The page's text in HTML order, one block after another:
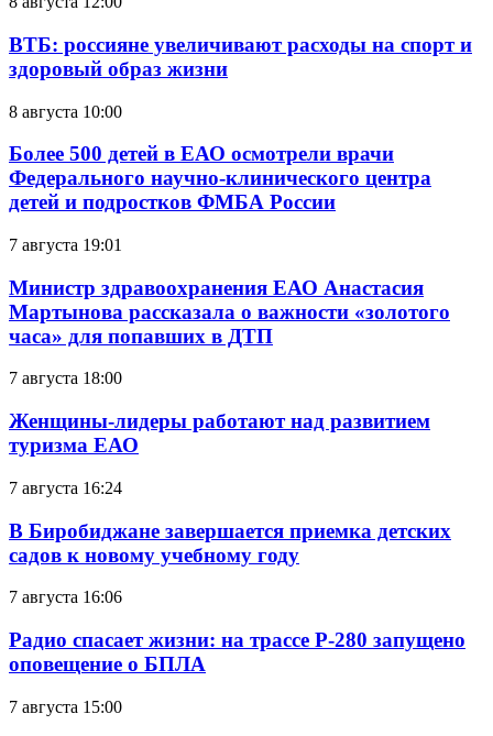
ВТБ: россияне увеличивают расходы на спорт и
здоровый образ жизни
8 августа 10:00
Более 500 детей в ЕАО осмотрели врачи
Федерального научно-клинического центра
детей и подростков ФМБА России
7 августа 19:01
Министр здравоохранения ЕАО Анастасия
Мартынова рассказала о важности «золотого
часа» для попавших в ДТП
7 августа 18:00
Женщины-лидеры работают над развитием
туризма ЕАО
7 августа 16:24
В Биробиджане завершается приемка детских
садов к новому учебному году
7 августа 16:06
Радио спасает жизни: на трассе Р-280 запущено
оповещение о БПЛА
7 августа 15:00